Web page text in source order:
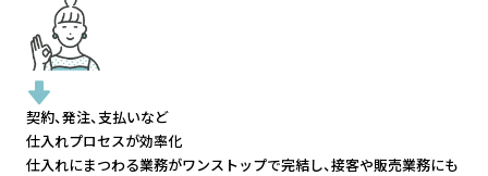
契約、発注、支払いなど
仕入れプロセスが効率化
仕入れにまつわる業務がワンストップで完結し、接客や販売業務にも